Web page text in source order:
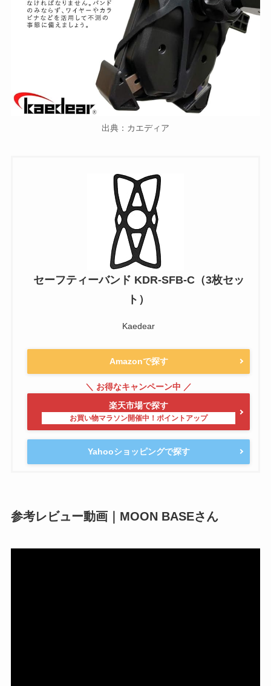
出典：カエディア
セーフティーバンド KDR-SFB-C（3枚セッ
ト）
Kaedear
Amazonで探す
楽天市場で探す
Yahooショッピングで探す
参考レビュー動画｜MOON BASEさん